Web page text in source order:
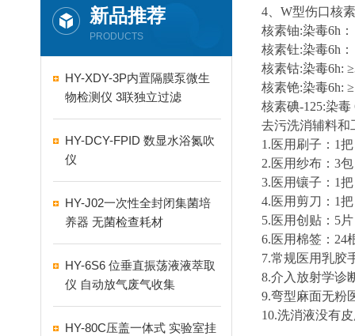
新品推荐
PRODUCTS
HY-XDY-3P内置隔膜泵微生
物检测仪 3联独立过滤
HY-DCY-FPID 数显水浴氮吹
仪
HY-J02一次性全封闭集菌培
养器 无菌检查耗材
HY-6S6 位垂直振荡液液萃取
仪 自动放气废气收集
HY-80C压盖一体式 实验室挂
4、W型伤口核
核素铀:染毒6h
核素钍:染毒6h
核素钴:染毒6h:
核素铯:染毒6h:
核素碘-125:染毒
去污洗消辅料和
1.医用刷子：1把
2.医用纱布： 3包
3.医用镶子： 1把
4.医用剪刀： 1把
5.医用创贴： 5片
6.医用棉签： 24
7.常规医用乳胶
8.介入放射学诊
9.弯型麻面无粉
10.洗消液没有